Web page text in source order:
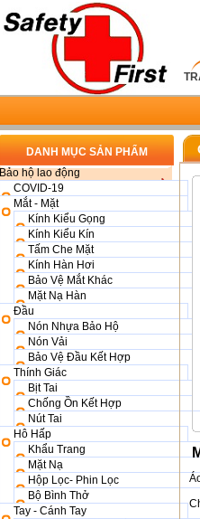
DANH MỤC SẢN PHẨM
Bảo hộ lao động
COVID-19
Mắt - Mặt
Kính Kiểu Gọng
Kính Kiểu Kín
Tấm Che Mặt
Kính Hàn Hơi
Bảo Vệ Mắt Khác
Mặt Nạ Hàn
Đầu
Nón Nhựa Bảo Hộ
Nón Vải
Bảo Vệ Đầu Kết Hợp
Thính Giác
Bịt Tai
Chống Ồn Kết Hợp
Nút Tai
Hô Hấp
Khẩu Trang
Mặt Nạ
Hộp Lọc- Phin Lọc
Bộ Bình Thở
Tay - Cánh Tay